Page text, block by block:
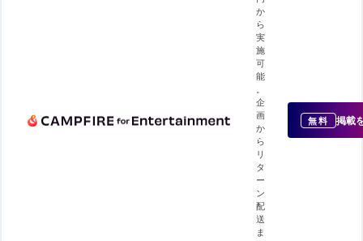
か
ら
実
施
可
能
。
企
画
か
ら
リ
タ
ー
ン
配
送
ま
無料 掲載